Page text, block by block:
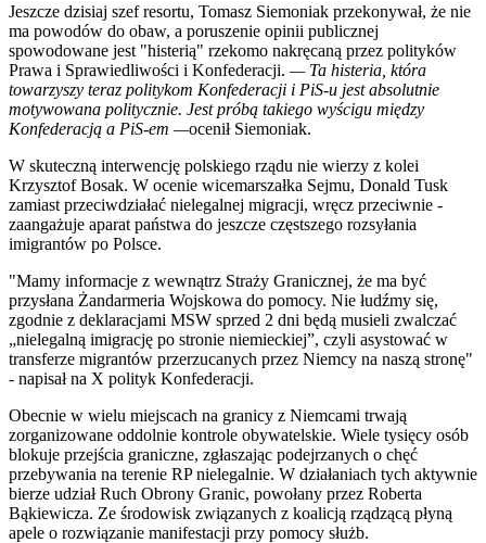
Jeszcze dzisiaj szef resortu, Tomasz Siemoniak przekonywał, że nie
ma powodów do obaw, a poruszenie opinii publicznej
spowodowane jest "histerią" rzekomo nakręcaną przez polityków
Prawa i Sprawiedliwości i Konfederacji. — Ta histeria, która
towarzyszy teraz politykom Konfederacji i PiS-u jest absolutnie
motywowana politycznie. Jest próbą takiego wyścigu między
Konfederacją a PiS-em —ocenił Siemoniak.
W skuteczną interwencję polskiego rządu nie wierzy z kolei
Krzysztof Bosak. W ocenie wicemarszałka Sejmu, Donald Tusk
zamiast przeciwdziałać nielegalnej migracji, wręcz przeciwnie -
zaangażuje aparat państwa do jeszcze częstszego rozsyłania
imigrantów po Polsce.
"Mamy informacje z wewnątrz Straży Granicznej, że ma być
przysłana Żandarmeria Wojskowa do pomocy. Nie łudźmy się,
zgodnie z deklaracjami MSW sprzed 2 dni będą musieli zwalczać
„nielegalną imigrację po stronie niemieckiej”, czyli asystować w
transferze migrantów przerzucanych przez Niemcy na naszą stronę"
- napisał na X polityk Konfederacji.
Obecnie w wielu miejscach na granicy z Niemcami trwają
zorganizowane oddolnie kontrole obywatelskie. Wiele tysięcy osób
blokuje przejścia graniczne, zgłaszając podejrzanych o chęć
przebywania na terenie RP nielegalnie. W działaniach tych aktywnie
bierze udział Ruch Obrony Granic, powołany przez Roberta
Bąkiewicza. Ze środowisk związanych z koalicją rządzącą płyną
apele o rozwiązanie manifestacji przy pomocy służb.